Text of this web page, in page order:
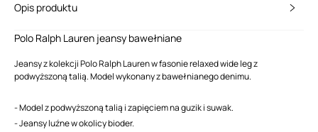
Opis produktu
Polo Ralph Lauren jeansy bawełniane
Jeansy z kolekcji Polo Ralph Lauren w fasonie relaxed wide leg z
podwyższoną talią. Model wykonany z bawełnianego denimu.
- Model z podwyższoną talią i zapięciem na guzik i suwak.
- Jeansy luźne w okolicy bioder.